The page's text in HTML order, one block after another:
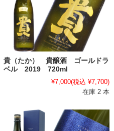
貴（たか） 貴醸酒 ゴールドラ
ベル 2019 720ml
¥7,000(税込 ¥7,700)
在庫 2 本